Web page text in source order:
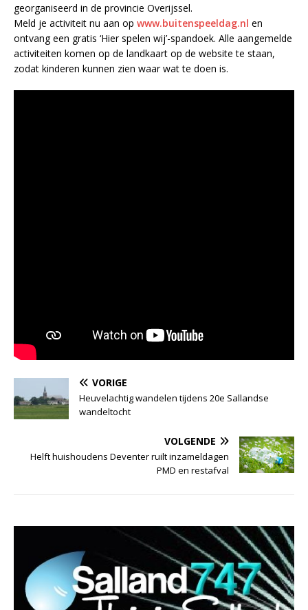
georganiseerd in de provincie Overijssel.
Meld je activiteit nu aan op www.buitenspeeldag.nl en
ontvang een gratis ‘Hier spelen wij’-spandoek. Alle aangemelde
activiteiten komen op de landkaart op de website te staan,
zodat kinderen kunnen zien waar wat te doen is.
VORIGE
Heuvelachtig wandelen tijdens 20e Sallandse
wandeltocht
VOLGENDE
Helft huishoudens Deventer ruilt inzameldagen
PMD en restafval